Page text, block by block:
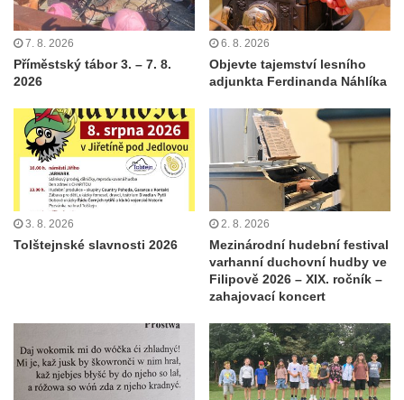
7. 8. 2026
Příměstský tábor 3. – 7. 8.
2026
6. 8. 2026
Objevte tajemství lesního
adjunkta Ferdinanda Náhlíka
3. 8. 2026
Tolštejnské slavnosti 2026
2. 8. 2026
Mezinárodní hudební festival
varhanní duchovní hudby ve
Filipově 2026 – XIX. ročník –
zahajovací koncert